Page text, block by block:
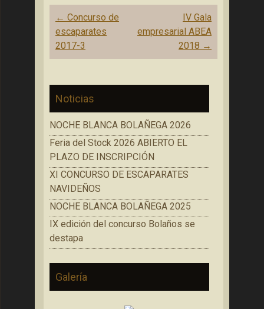
Navegación
de
entradas
← Concurso de
escaparates
2017-3
IV Gala
empresarial ABEA
2018 →
Noticias
NOCHE BLANCA BOLAÑEGA 2026
Feria del Stock 2026 ABIERTO EL
PLAZO DE INSCRIPCIÓN
XI CONCURSO DE ESCAPARATES
NAVIDEÑOS
NOCHE BLANCA BOLAÑEGA 2025
IX edición del concurso Bolaños se
destapa
Galería